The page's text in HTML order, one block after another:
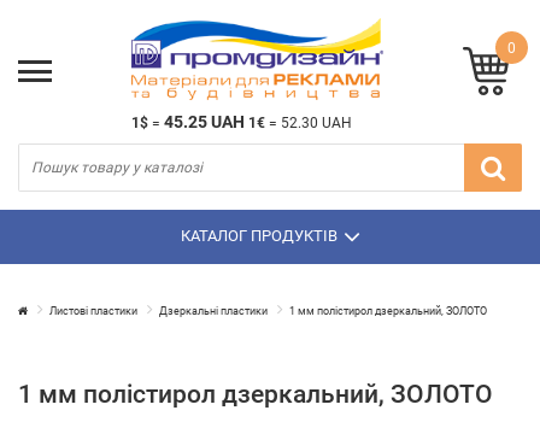
1$ = 45.25 UAH 1€ = 52.30 UAH
0
КАТАЛОГ ПРОДУКТІВ
Листові пластики Дзеркальні пластики 1 мм полістирол дзеркальний, ЗОЛОТО
1 мм полістирол дзеркальний, ЗОЛОТО